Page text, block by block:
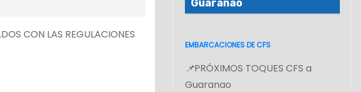
CON LAS REGULACIONES
Guaranao
EMBARCACIONES DE CFS
📌PRÓXIMOS TOQUES CFS a
Guaranao